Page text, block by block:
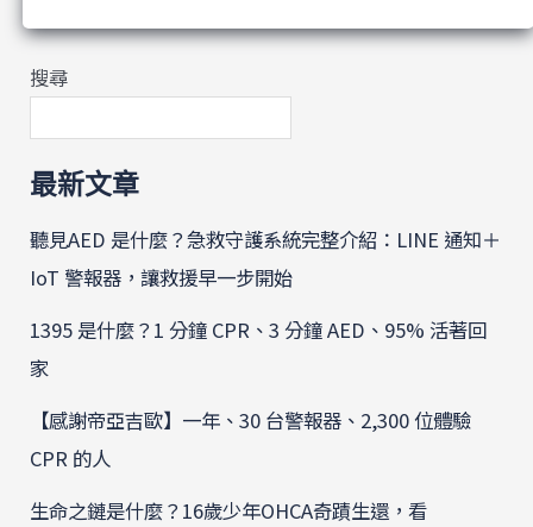
搜尋
最新文章
聽見AED 是什麼？急救守護系統完整介紹：LINE 通知＋
IoT 警報器，讓救援早一步開始
1395 是什麼？1 分鐘 CPR、3 分鐘 AED、95% 活著回
家
【感謝帝亞吉歐】一年、30 台警報器、2,300 位體驗
CPR 的人
生命之鏈是什麼？16歲少年OHCA奇蹟生還，看